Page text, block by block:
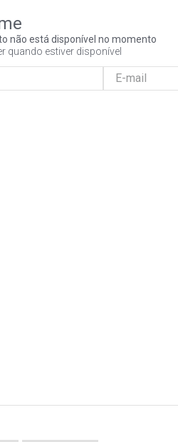
não está disponível no momento
quando estiver disponível